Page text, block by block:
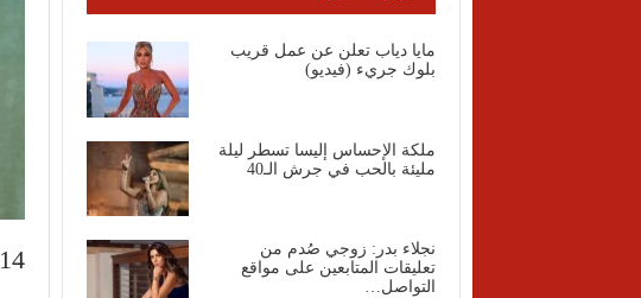
مايا دياب تعلن عن عمل قريب
بلوك جريء (فيديو)
ملكة الإحساس إليسا تسطر ليلة
مليئة بالحب في جرش الـ40
نجلاء بدر: زوجي صُدم من
تعليقات المتابعين على مواقع
التواصل…